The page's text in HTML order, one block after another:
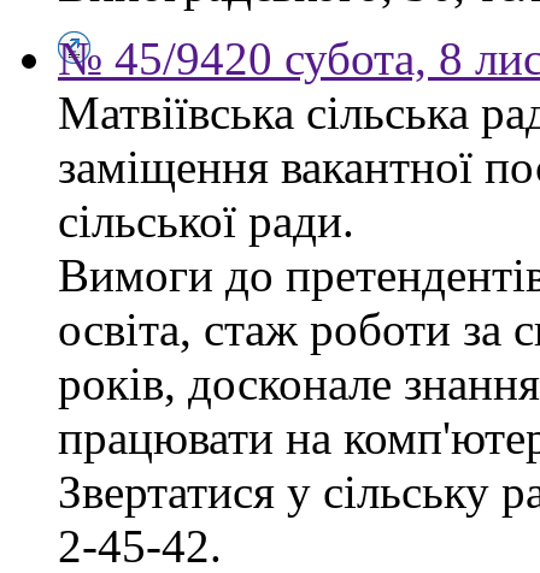
№ 45/9420 субота, 8
Матвіївська сільська
заміщення вакантної
сільської ради.
Вимоги до
освіта, стаж роботи за
років, досконале
працювати на
Звертатися у сільську
2-45-42.